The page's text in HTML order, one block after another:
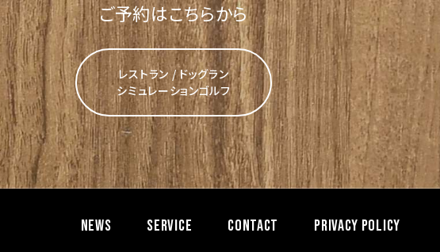
ご予約はこちらから
レストラン / ドッグラン
シミュレーションゴルフ
NEWS SERVICE CONTACT PRIVACY POLICY